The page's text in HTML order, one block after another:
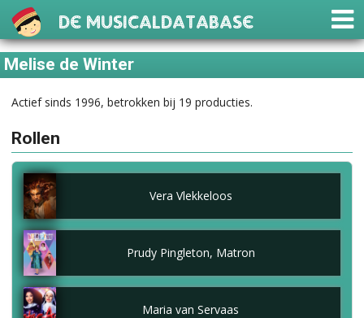
De Musicaldatabase
Melise de Winter
Actief sinds 1996, betrokken bij 19 producties.
Rollen
Vera Vlekkeloos
Prudy Pingleton, Matron
Maria van Servaas